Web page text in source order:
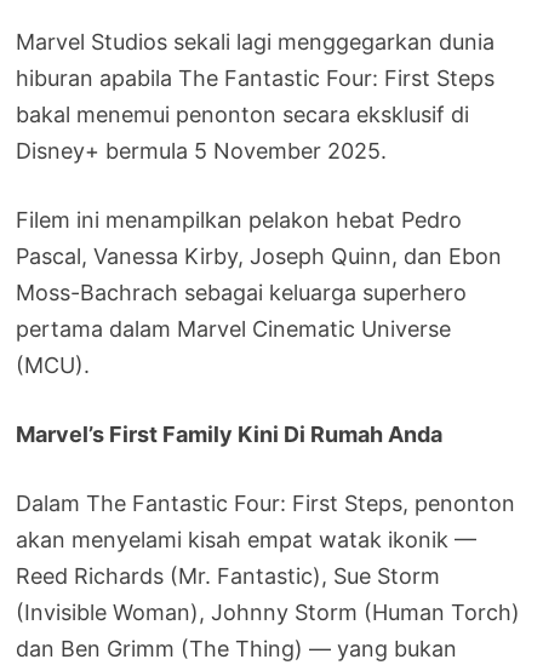
Marvel Studios sekali lagi menggegarkan dunia
hiburan apabila The Fantastic Four: First Steps
bakal menemui penonton secara eksklusif di
Disney+ bermula 5 November 2025.
Filem ini menampilkan pelakon hebat Pedro
Pascal, Vanessa Kirby, Joseph Quinn, dan Ebon
Moss-Bachrach sebagai keluarga superhero
pertama dalam Marvel Cinematic Universe
(MCU).
Marvel’s First Family Kini Di Rumah Anda
Dalam The Fantastic Four: First Steps, penonton
akan menyelami kisah empat watak ikonik —
Reed Richards (Mr. Fantastic), Sue Storm
(Invisible Woman), Johnny Storm (Human Torch)
dan Ben Grimm (The Thing) — yang bukan